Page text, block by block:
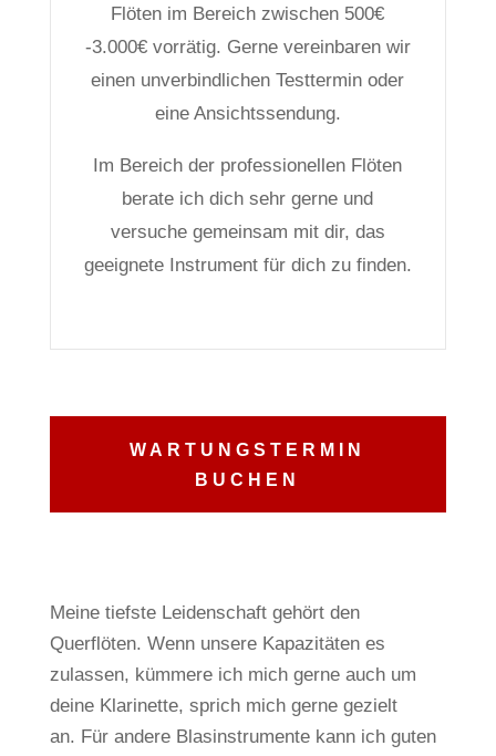
Flöten im Bereich zwischen 500€
-3.000€ vorrätig. Gerne vereinbaren wir
einen unverbindlichen Testtermin oder
eine Ansichtssendung.
Im Bereich der professionellen Flöten
berate ich dich sehr gerne und
versuche gemeinsam mit dir, das
geeignete Instrument für dich zu finden.
WARTUNGSTERMIN
BUCHEN
Meine tiefste Leidenschaft gehört den
Querflöten. Wenn unsere Kapazitäten es
zulassen, kümmere ich mich gerne auch um
deine Klarinette, sprich mich gerne gezielt
an. Für andere Blasinstrumente kann ich guten